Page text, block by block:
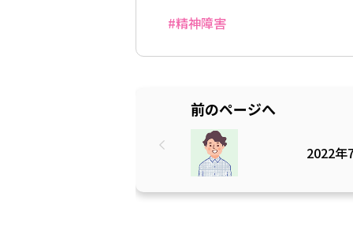
#精神障害
前のページへ
2022年